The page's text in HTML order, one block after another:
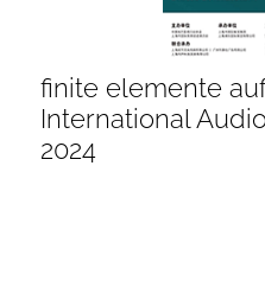
finite elemente
International
2024